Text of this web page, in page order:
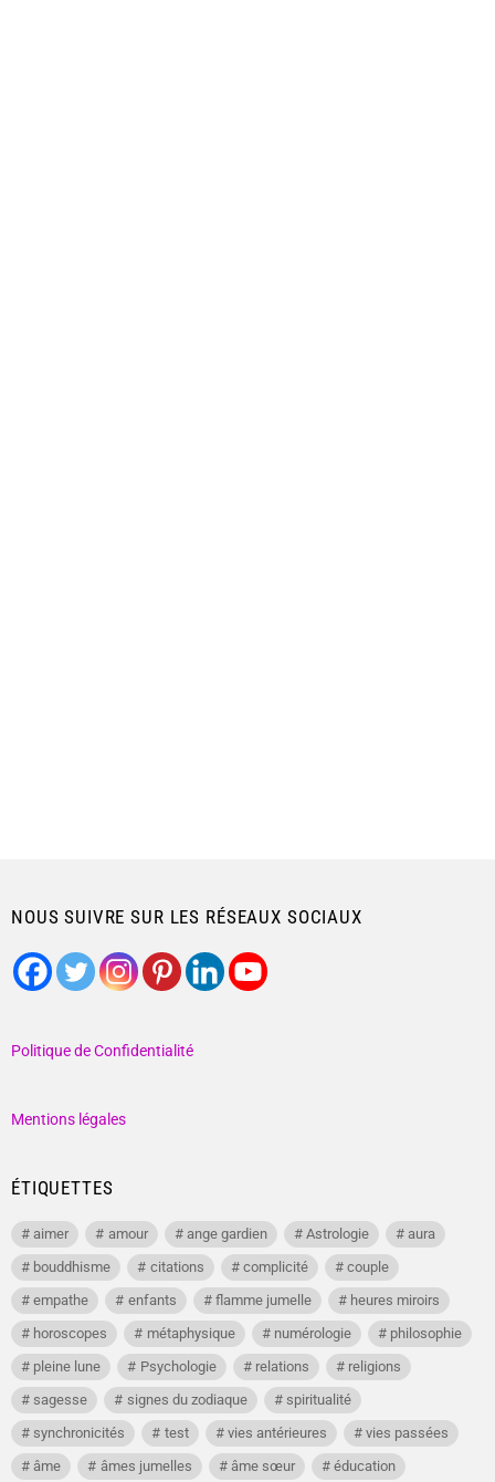
NOUS SUIVRE SUR LES RÉSEAUX SOCIAUX
Politique de Confidentialité
Mentions légales
ÉTIQUETTES
aimer amour ange gardien Astrologie
aura
bouddhisme
citations complicité
couple
empathe
enfants flamme jumelle
heures miroirs
horoscopes
métaphysique numérologie
philosophie
pleine lune
Psychologie relations
religions
sagesse
signes du zodiaque
spiritualité
synchronicités
test vies antérieures
vies passées
âme
âmes jumelles âme sœur éducation